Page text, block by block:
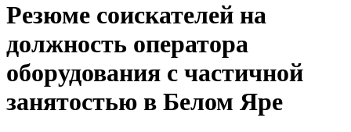
Резюме соискателей на
должность оператора
оборудования с частичной
занятостью в Белом Яре